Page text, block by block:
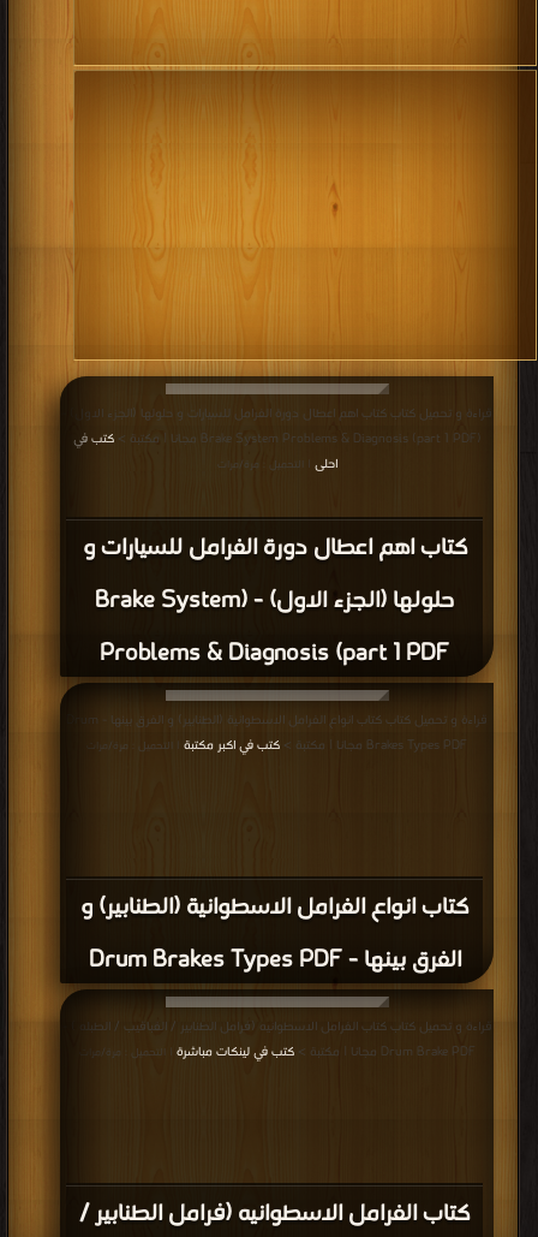
كتاب اهم اعطال دورة الفرامل للسيارات و
حلولها (الجزء الاول) - (Brake System
Problems & Diagnosis (part 1 PDF
قراءة و تحميل كتاب كتاب اهم اعطال دورة الفرامل للسيارات و حلولها (الجزء الاول) -
(Brake System Problems & Diagnosis (part 1 PDF مجانا | مكتبة >
كتب في
احلى
| التحميل : مرة/مرات
كتاب انواع الفرامل الاسطوانية (الطنابير) و
الفرق بينها - Drum Brakes Types PDF
قراءة و تحميل كتاب كتاب انواع الفرامل الاسطوانية (الطنابير) و الفرق بينها - Drum
Brakes Types PDF مجانا | مكتبة >
كتب في اكبر مكتبة | التحميل : مرة/مرات
كتاب الفرامل الاسطوانيه (فرامل الطنابير /
قراءة و تحميل كتاب كتاب الفرامل الاسطوانيه (فرامل الطنابير / القباقيب / الطبله ) -
Drum Brake PDF مجانا | مكتبة >
كتب في لينكات مباشرة | التحميل : مرة/مرات